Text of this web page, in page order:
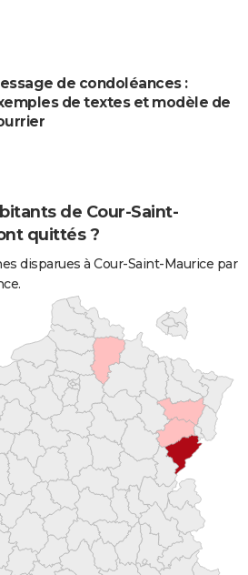
de condoléances :
de textes et modèle de
de Cour-Saint-
quittés ?
disparues à Cour-Saint-Maurice par